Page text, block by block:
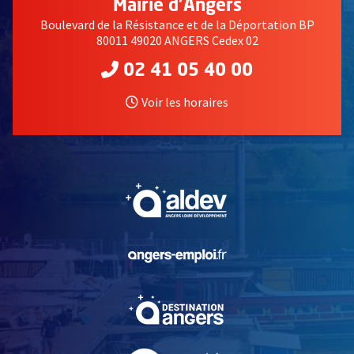
Mairie d'Angers
Boulevard de la Résistance et de la Déportation BP
80011 49020 ANGERS Cedex 02
02 41 05 40 00
Voir les horaires
, Ouvre une nouvelle